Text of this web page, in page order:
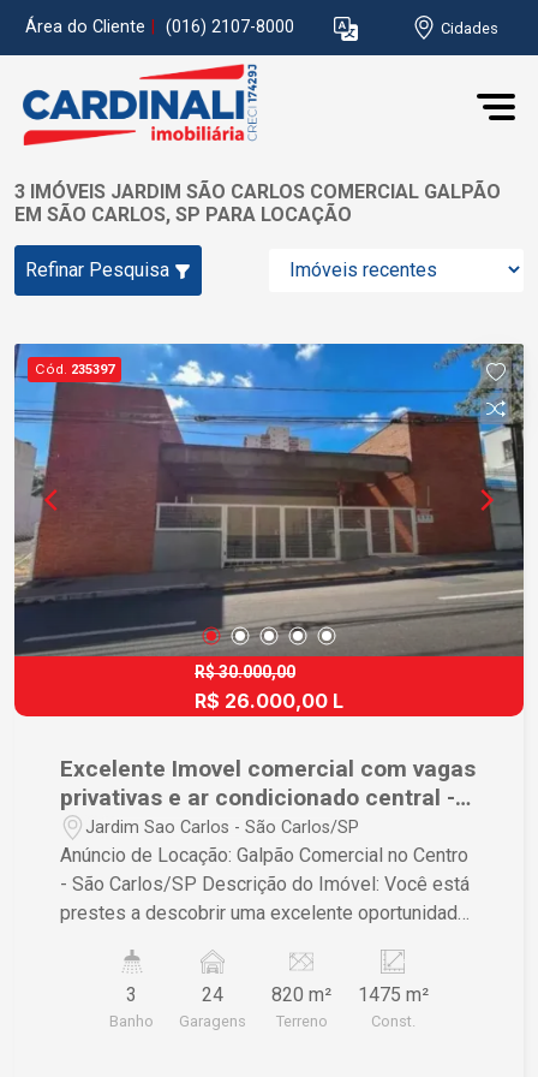
Área do Cliente (016) 2107-8000 Cidades
3 IMÓVEIS JARDIM SÃO CARLOS COMERCIAL GALPÃO
EM SÃO CARLOS, SP PARA LOCAÇÃO
Refinar Pesquisa
Cód. 235397
R$ 30.000,00
R$ 26.000,00 L
Excelente Imovel comercial com vagas
privativas e ar condicionado central -
Antiga agencia do Bradesco
Jardim Sao Carlos - São Carlos/SP
Anúncio de Locação: Galpão Comercial no Centro
- São Carlos/SP Descrição do Imóvel: Você está
prestes a descobrir uma excelente oportunidade
estratégica! Apresentamos este barracão
comercial disponível para locação no bairro
Jardim São Carlos, em São Carlos/SP.
3
Banho
24
Garagens
820 m²
Terreno
1475 m²
Const.